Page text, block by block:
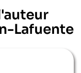
Lafuente